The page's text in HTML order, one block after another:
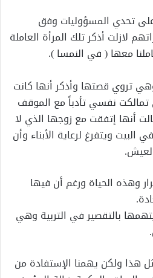
تحدي المسؤوليات وفق
لازلت أذكر تلك المرأة العاملة
معها ( في النمسا ).
تروي قصتها وأذكر أنها كانت
نفسي تأدباً مع الموقف
أنها إتفقت مع زوجها الذي لا
ويتفرغ لرعاية الأبناء وأن
وهذه الحياة ورغم أن فيها
بالتقصير في التربية وهي
هذا ولكن يهمنا الإستفادة من